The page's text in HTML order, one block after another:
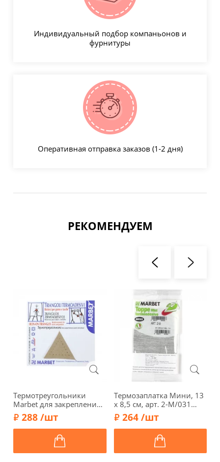
Индивидуальный подбор компаньонов и
фурнитуры
Оперативная отправка заказов (1-2 дня)
РЕКОМЕНДУЕМ
Термотреугольники
Marbet для закрепления
швов, экозамша, 3,5 см, 4
шт., бежевый
288 /шт
Термозаплатка Мини, 13
х 8,5 см, арт. 2-М/031
(серый меланж)
264 /шт